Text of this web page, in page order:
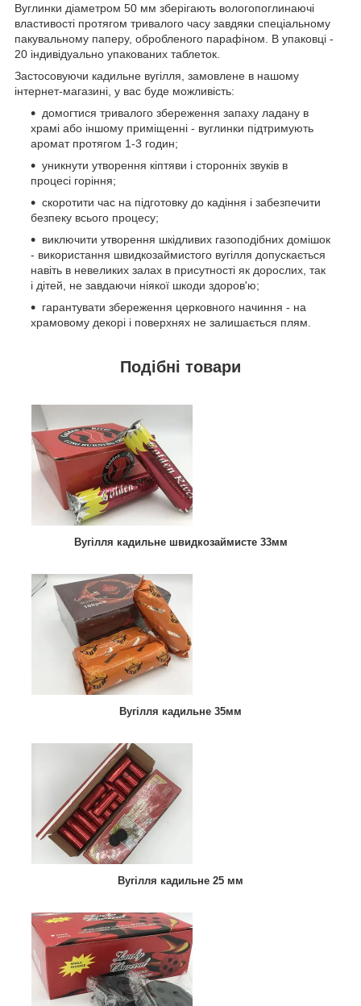
Вуглинки діаметром 50 мм зберігають вологопоглинаючі
властивості протягом тривалого часу завдяки спеціальному
пакувальному паперу, обробленого парафіном. В упаковці -
20 індивідуально упакованих таблеток.
Застосовуючи кадильне вугілля, замовлене в нашому
інтернет-магазині, у вас буде можливість:
домогтися тривалого збереження запаху ладану в
храмі або іншому приміщенні - вуглинки підтримують
аромат протягом 1-3 годин;
уникнути утворення кіптяви і сторонніх звуків в
процесі горіння;
скоротити час на підготовку до кадіння і забезпечити
безпеку всього процесу;
виключити утворення шкідливих газоподібних домішок
- використання швидкозаймистого вугілля допускається
навіть в невеликих залах в присутності як дорослих, так
і дітей, не завдаючи ніякої шкоди здоров'ю;
гарантувати збереження церковного начиння - на
храмовому декорі і поверхнях не залишається плям.
Подібні товари
Вугілля кадильне швидкозаймисте 33мм
Вугілля кадильне 35мм
Вугілля кадильне 25 мм